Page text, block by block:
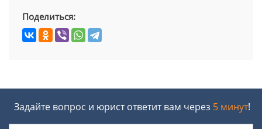
Поделиться:
Задайте вопрос и юрист ответит вам через 5 минут!